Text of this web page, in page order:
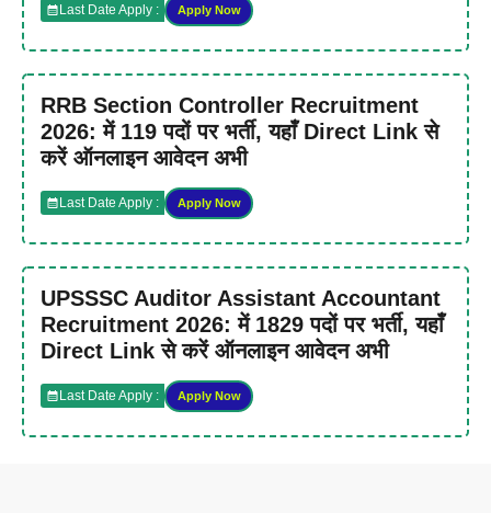
Last Date Apply : Apply Now
RRB Section Controller Recruitment
2026: में 119 पदों पर भर्ती, यहाँ Direct Link से
करें ऑनलाइन आवेदन अभी
Last Date Apply : Apply Now
UPSSSC Auditor Assistant Accountant
Recruitment 2026: में 1829 पदों पर भर्ती, यहाँ
Direct Link से करें ऑनलाइन आवेदन अभी
Last Date Apply : Apply Now